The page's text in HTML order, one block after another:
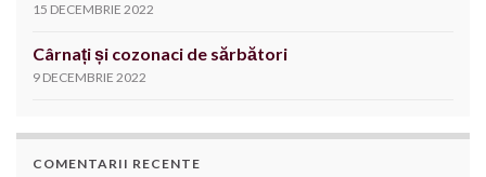
15 DECEMBRIE 2022
Cârnați și cozonaci de sărbători
9 DECEMBRIE 2022
COMENTARII RECENTE